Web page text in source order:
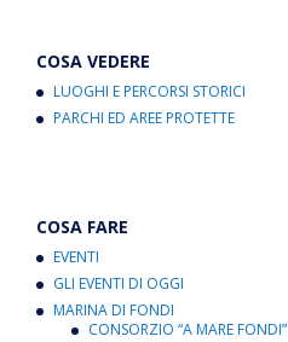
COSA VEDERE
LUOGHI E PERCORSI STORICI
PARCHI ED AREE PROTETTE
COSA FARE
EVENTI
GLI EVENTI DI OGGI
MARINA DI FONDI
CONSORZIO “A MARE FONDI”